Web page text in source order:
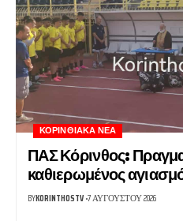
ΚΟΡΙΝΘΙΑΚΆ ΝΈΑ
ΠΑΣ Κόρινθος:
καθιερωμένος
BYKORINTHOSTV 7 ΑΥΓΟΎΣΤΟΥ 2026